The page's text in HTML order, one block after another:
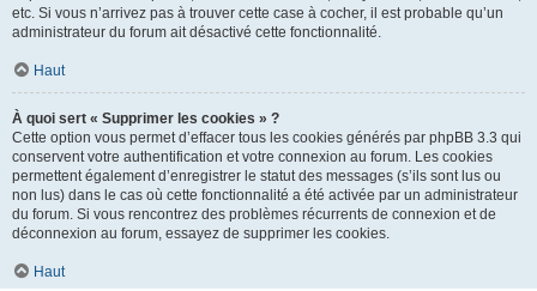
etc. Si vous n’arrivez pas à trouver cette case à cocher, il est probable qu’un
administrateur du forum ait désactivé cette fonctionnalité.
Haut
À quoi sert « Supprimer les cookies » ?
Cette option vous permet d’effacer tous les cookies générés par phpBB 3.3 qui
conservent votre authentification et votre connexion au forum. Les cookies
permettent également d’enregistrer le statut des messages (s’ils sont lus ou
non lus) dans le cas où cette fonctionnalité a été activée par un administrateur
du forum. Si vous rencontrez des problèmes récurrents de connexion et de
déconnexion au forum, essayez de supprimer les cookies.
Haut